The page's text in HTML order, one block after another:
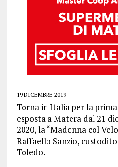
19 DICEMBRE 2019
Torna in Italia per la
esposta a Matera dal 21
2020, la “Madonna col
Raffaello Sanzio,
Toledo.